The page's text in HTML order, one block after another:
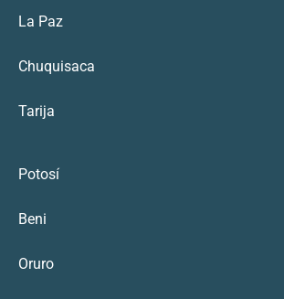
La Paz
Chuquisaca
Tarija
Potosí
Beni
Oruro